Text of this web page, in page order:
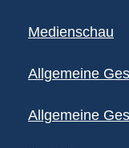
Medienschau
Allgemeine
Allgemeine